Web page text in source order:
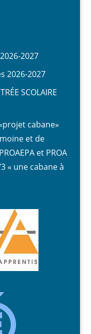
2027
2026-2027
SCOLAIRE
cabane»
et de
et PROA
« une cabane à